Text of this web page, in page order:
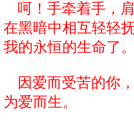
呵！手牵着手，
在黑暗中相互轻轻
我的永恒的生命了
因爱而受苦的你
为爱而生。